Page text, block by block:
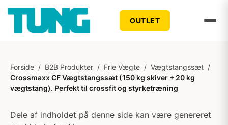
OUTLET
Forside / B2B Produkter / Frie Vægte / Vægtstangssæt /
Crossmaxx CF Vægtstangssæt (150 kg skiver + 20 kg
vægtstang). Perfekt til crossfit og styrketræning
Dele af indholdet på denne side kan være genereret